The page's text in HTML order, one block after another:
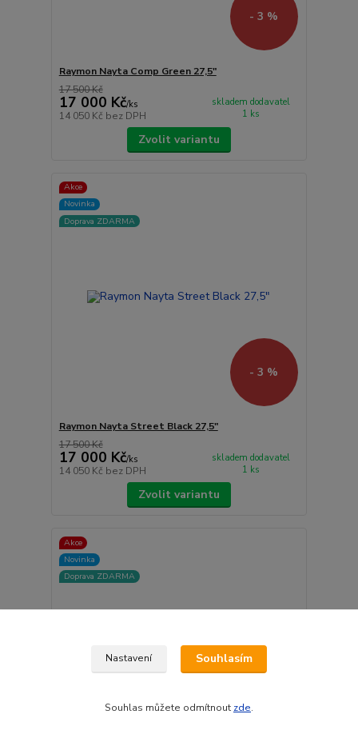
- 3 %
Raymon Nayta Comp Green 27,5"
17 500 Kč
17 000 Kč/ks
14 050 Kč bez DPH
skladem dodavatel
1 ks
Zvolit variantu
Akce
Novinka
Doprava ZDARMA
- 3 %
Raymon Nayta Street Black 27,5"
17 500 Kč
17 000 Kč/ks
14 050 Kč bez DPH
skladem dodavatel
1 ks
Zvolit variantu
Akce
Novinka
Doprava ZDARMA
Nastavení Souhlasím
Souhlas můžete odmítnout zde.